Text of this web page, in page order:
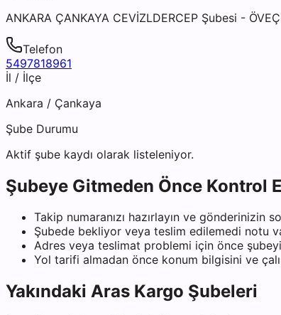
ANKARA ÇANKAYA CEVİZLDERCEP Şubesi -
Telefon
5497818961
İl / İlçe
Ankara / Çankaya
Şube Durumu
Aktif şube kaydı olarak listeleniyor.
Şubeye Gitmeden Önce Kontrol
Takip numaranızı hazırlayın ve gönderinizin
Şubede bekliyor veya teslim edilemedi notu
Adres veya teslimat problemi için önce şubeyi
Yol tarifi almadan önce konum bilgisini ve
Yakındaki Aras Kargo Şubeleri